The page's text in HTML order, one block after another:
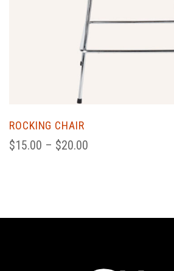
ROCKING CHAIR
$15.00 – $20.00